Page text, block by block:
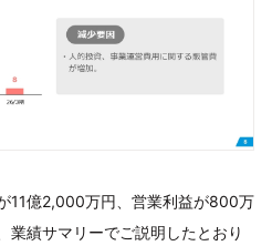
11億2,000万円、営業利益が800万
業績サマリーでご説明したとおり